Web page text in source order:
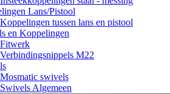
Lans/Pistool
Koppelingen tussen lans en pistool
en Koppelingen
Fitwerk
Verbindingsnippels M22
Mosmatic swivels
Swivels Algemeen